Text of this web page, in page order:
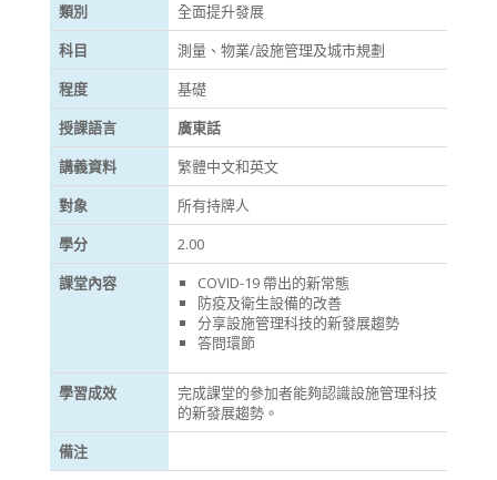
類別
全面提升發展
科目
測量、物業/設施管理及城市規劃
程度
基礎
授課語言
廣東話
講義資料
繁體中文和英文
對象
所有持牌人
學分
2.00
課堂內容
COVID-19 帶出的新常態
防疫及衛生設備的改善
分享設施管理科技的新發展趨勢
答問環節
學習成效
完成課堂的參加者能夠認識設施管理科技
的新發展趨勢。
備注